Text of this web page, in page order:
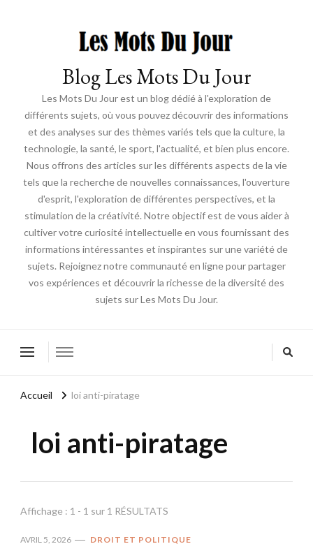
Blog Les Mots Du Jour
Les Mots Du Jour est un blog dédié à l'exploration de
différents sujets, où vous pouvez découvrir des informations
et des analyses sur des thèmes variés tels que la culture, la
technologie, la santé, le sport, l'actualité, et bien plus encore.
Nous offrons des articles sur les différents aspects de la vie
tels que la recherche de nouvelles connaissances, l'ouverture
d'esprit, l'exploration de différentes perspectives, et la
stimulation de la créativité. Notre objectif est de vous aider à
cultiver votre curiosité intellectuelle en vous fournissant des
informations intéressantes et inspirantes sur une variété de
sujets. Rejoignez notre communauté en ligne pour partager
vos expériences et découvrir la richesse de la diversité des
sujets sur Les Mots Du Jour.
Accueil loi anti-piratage
loi anti-piratage
Affichage : 1 - 1 sur 1 RÉSULTATS
AVRIL 5, 2026 DROIT ET POLITIQUE